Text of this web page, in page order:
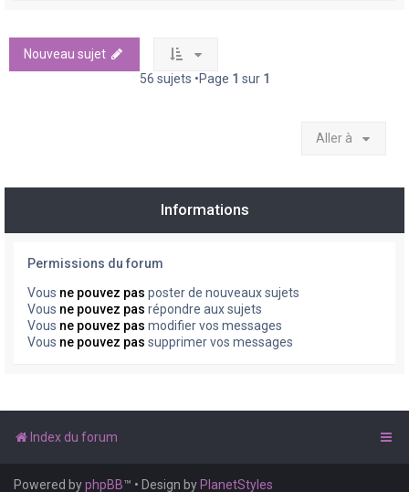
Nouveau sujet
56 sujets •Page 1 sur 1
Aller à
Informations
Permissions du forum
Vous ne pouvez pas poster de nouveaux sujets
Vous ne pouvez pas répondre aux sujets
Vous ne pouvez pas modifier vos messages
Vous ne pouvez pas supprimer vos messages
Index du forum
Powered byphpBB™ • Design by PlanetStyles